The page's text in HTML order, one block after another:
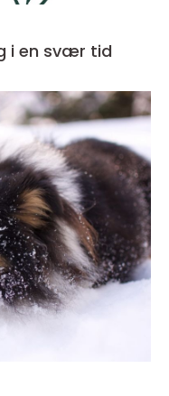
valg i en svær tid